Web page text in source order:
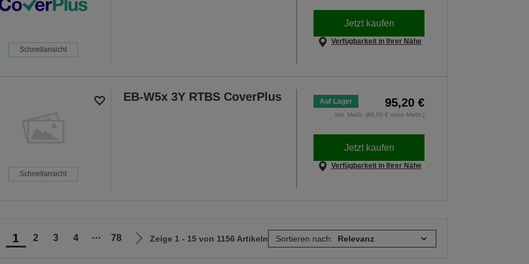
Schnellansicht
Jetzt kaufen
Verfügbarkeit in Ihrer Nähe
Schnellansicht
EB-W5x 3Y RTBS CoverPlus Auf Lager 95,20 €
inkl. MwSt. (80,00 € ohne MwSt.)
Jetzt kaufen
Verfügbarkeit in Ihrer Nähe
1 2 3 4 ⋯ 78
ZurZeige 1 - 15 von 1156 Artikeln Sortieren nach: